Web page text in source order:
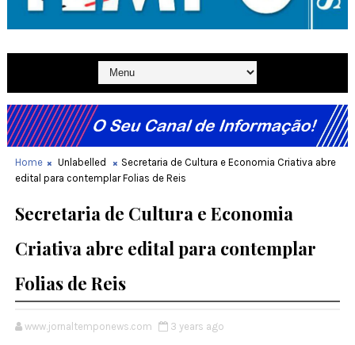
Home Unlabelled
Secretaria de Cultura e Economia Criativa abre
edital para contemplar Folias de Reis
Secretaria de Cultura e Economia
Criativa abre edital para contemplar
Folias de Reis
www.jornaltemponews.com 3 years ago